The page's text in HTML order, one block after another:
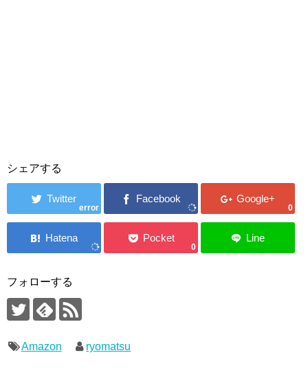
シェアする
error 0
0
フォローする
Amazon ryomatsu